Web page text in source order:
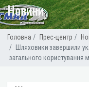
Головна Прес-центр
Шляховики завершили
загального користування
Новини